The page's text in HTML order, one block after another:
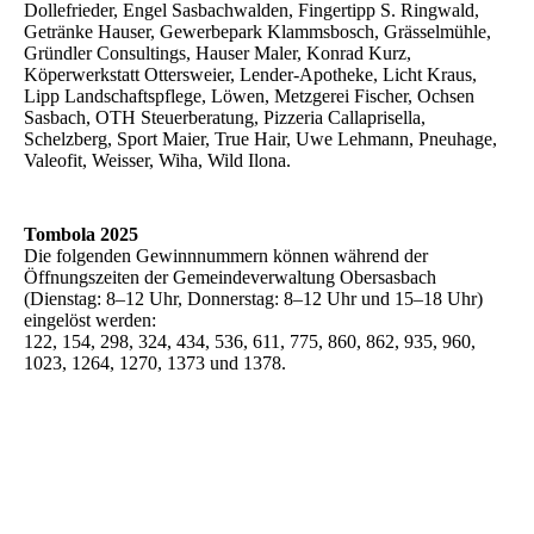
Dollefrieder, Engel Sasbachwalden, Fingertipp S. Ringwald,
Getränke Hauser, Gewerbepark Klammsbosch, Grässelmühle,
Gründler Consultings, Hauser Maler, Konrad Kurz,
Köperwerkstatt Ottersweier, Lender-Apotheke, Licht Kraus,
Lipp Landschaftspflege, Löwen, Metzgerei Fischer, Ochsen
Sasbach, OTH Steuerberatung, Pizzeria Callaprisella,
Schelzberg, Sport Maier, True Hair, Uwe Lehmann, Pneuhage,
Valeofit, Weisser, Wiha, Wild Ilona.
Tombola 2025
Die folgenden Gewinnnummern können während der
Öffnungszeiten der Gemeindeverwaltung Obersasbach
(Dienstag: 8–12 Uhr, Donnerstag: 8–12 Uhr und 15–18 Uhr)
eingelöst werden:
122, 154, 298, 324, 434, 536, 611, 775, 860, 862, 935, 960,
1023, 1264, 1270, 1373 und 1378.